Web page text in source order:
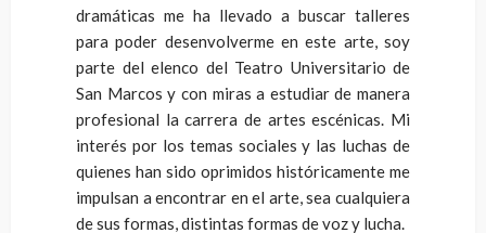
dramáticas me ha llevado a buscar talleres
para poder desenvolverme en este arte, soy
parte del elenco del Teatro Universitario de
San Marcos y con miras a estudiar de manera
profesional la carrera de artes escénicas. Mi
interés por los temas sociales y las luchas de
quienes han sido oprimidos históricamente me
impulsan a encontrar en el arte, sea cualquiera
de sus formas, distintas formas de voz y lucha.